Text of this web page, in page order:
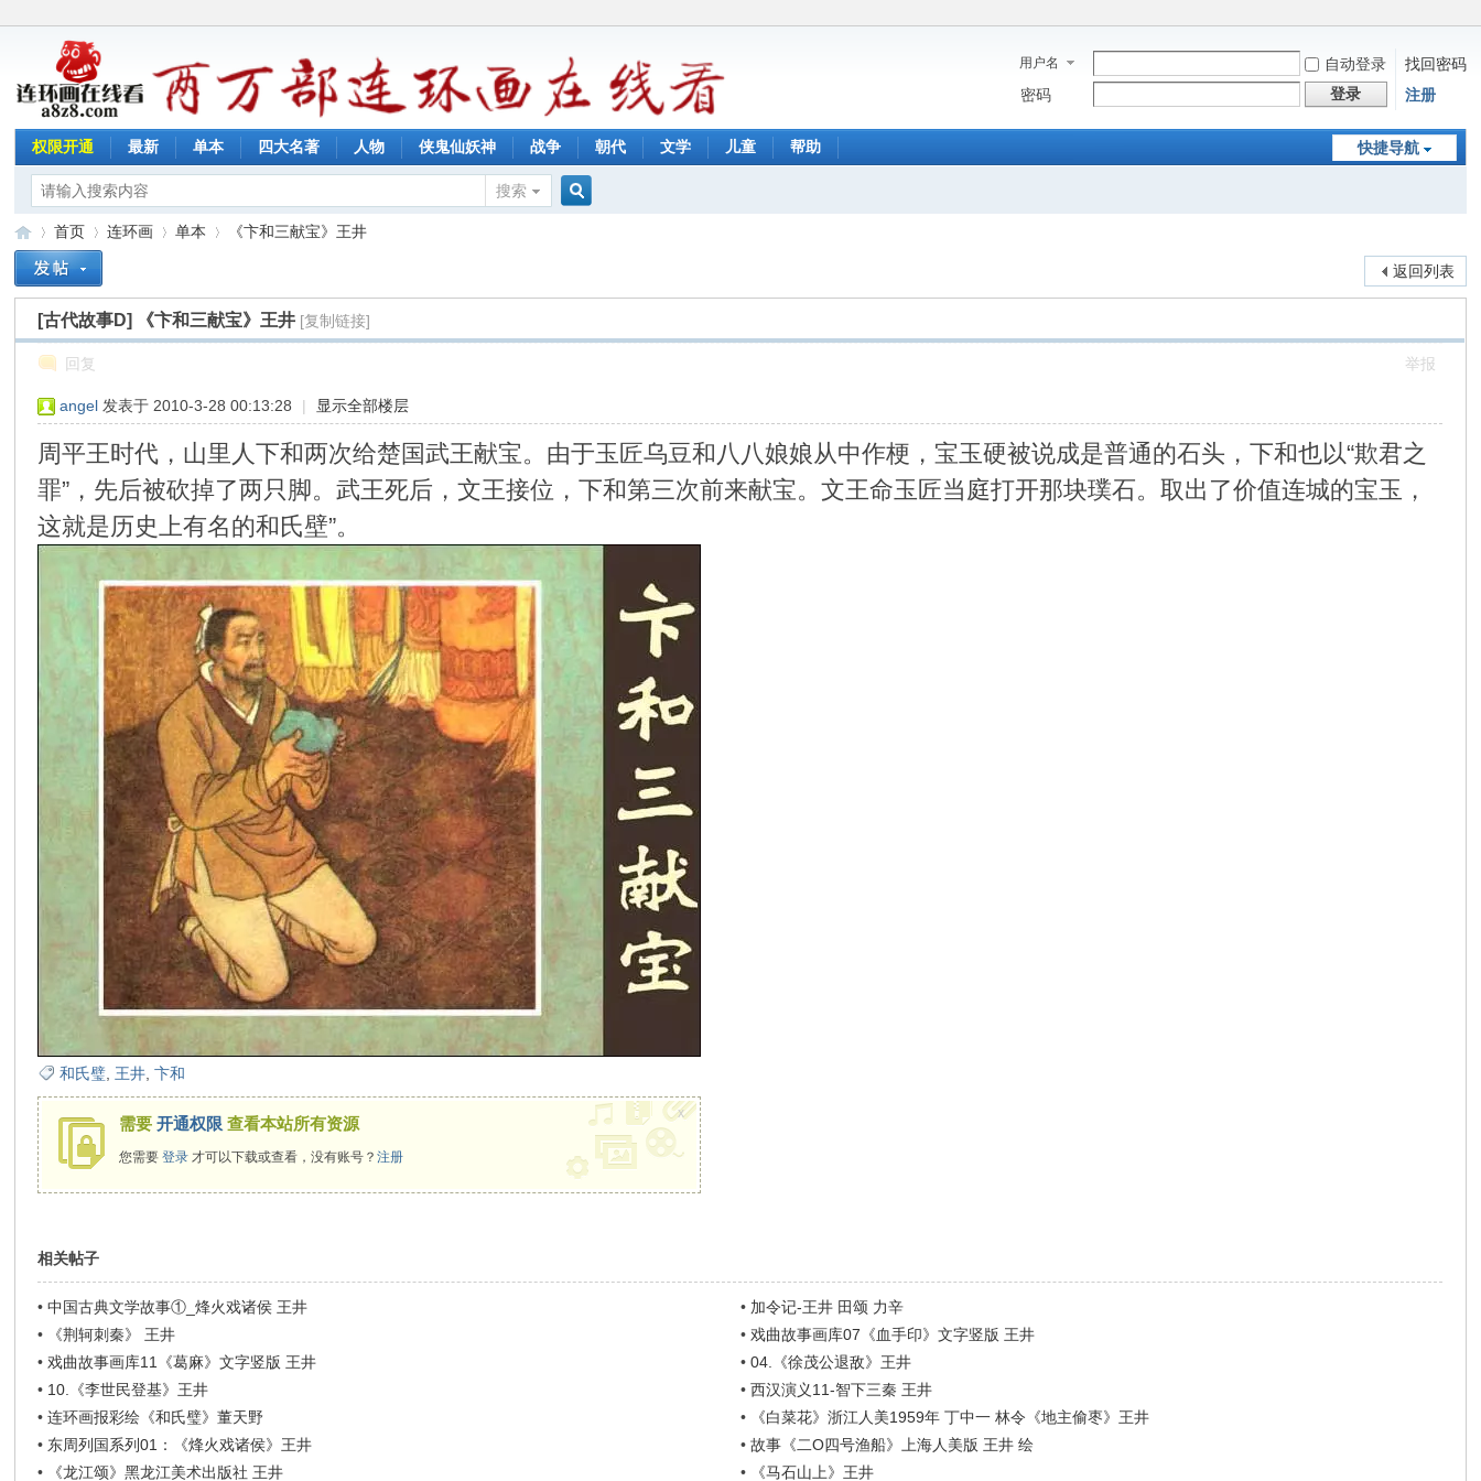
用户名 自动登录
找回密码
密码
登录 注册
快捷导航
权限开通 最新 单本 四大名著 人物 侠鬼仙妖神 战争 朝代 文学 儿童 帮助
搜索
»
首页
›
连环画
›
单本
›
《卞和三献宝》王井
返回列表
[古代故事D] 《卞和三献宝》王井 [复制链接]
回复 举报
angel 发表于 2010-3-28 00:13:28 | 显示全部楼层
周平王时代，山里人下和两次给楚国武王献宝。由于玉匠乌豆和八八娘娘从中作梗，宝玉硬被说成是普通的石头，下和也以“欺君之
罪”，先后被砍掉了两只脚。武王死后，文王接位，下和第三次前来献宝。文王命玉匠当庭打开那块璞石。取出了价值连城的宝玉，
这就是历史上有名的和氏壁”。
和氏璧 王井 ,卞和
需要开通权限 查看本站所有资源
您需要登录 才可以下载或查看，没有账号？注册
x
相关帖子
•中国古典文学故事①_烽火戏诸侯 王井 • 加令记-王井 田颂 力辛
•
《荆轲刺秦》 王井 • 戏曲故事画库07《血手印》文字竖版 王井
•戏曲故事画库11《葛麻》文字竖版 王井 • 04.《徐茂公退敌》王井
• 10.《李世民登基》王井 • 西汉演义11-智下三秦 王井
•连环画报彩绘《和氏璧》董天野 •
《白菜花》浙江人美1959年 丁中一 林令《地主偷枣》王井
• 东周列国系列01：《烽火戏诸侯》王井 • 故事《二O四号渔船》上海人美版 王井 绘
•
《龙江颂》黑龙江美术出版社 王井 • 《马石山上》王井